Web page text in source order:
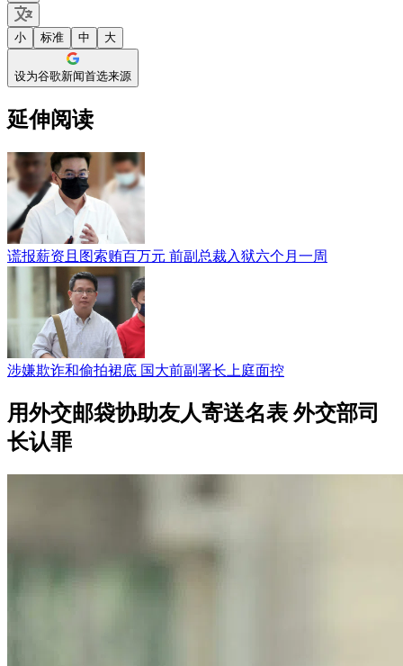
小 标准 中 大
设为谷歌新闻首选来源
延伸阅读
谎报薪资且图索贿百万元 前副总裁入狱六个月一周
涉嫌欺诈和偷拍裙底 国大前副署长上庭面控
用外交邮袋协助友人寄送名表 外交部司
长认罪